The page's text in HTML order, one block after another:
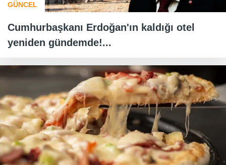
GÜNCEL
Cumhurbaşkanı Erdoğan'ın kaldığı otel
yeniden gündemde!...